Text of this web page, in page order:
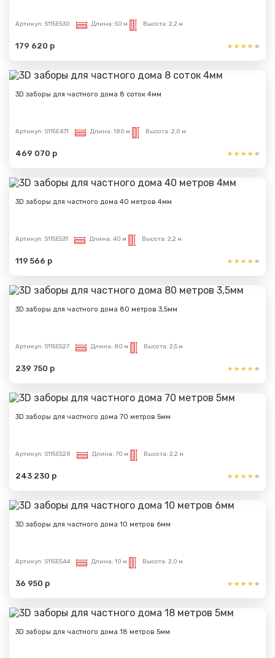
Артикул: S115E530 Длина: 50 м Высота: 2,2 м
179 620 р
3D заборы для частного дома 8 соток 4мм
Артикул: S115E471 Длина: 180 м Высота: 2,0 м
469 070 р
3D заборы для частного дома 40 метров 4мм
Артикул: S115E531 Длина: 40 м Высота: 2,2 м
119 566 р
3D заборы для частного дома 80 метров 3,5мм
Артикул: S115E527 Длина: 80 м Высота: 2,5 м
239 750 р
3D заборы для частного дома 70 метров 5мм
Артикул: S115E528 Длина: 70 м Высота: 2,2 м
243 230 р
3D заборы для частного дома 10 метров 6мм
Артикул: S115E544 Длина: 10 м Высота: 2,0 м
36 950 р
3D заборы для частного дома 18 метров 5мм
отправлено
Спасибо за обращение, наш специалист свяжется с